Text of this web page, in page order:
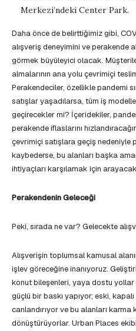
Merkezi’ndeki Center Park.
Daha önce de belirttiğimiz gibi,
alışveriş deneyimini ve perakende
görmek büyüleyici olacak.
almalarının ana yolu çevrimiçi
Perakendeciler, özellikle pandemi
satışlar yaşadılarsa, tüm iş
geçirecekler mi? İçeridekiler,
perakende iflaslarını
çevrimiçi satışlara geçiş nedeniyle
kaybederse, bu alanları başka
ihtiyaçları karşılamak için
Perakendenin Geleceği
Peki, sırada ne var? Gelecekte
Alışverişin toplumsal kamusal
işlev göreceğine inanıyoruz.
konut bileşenleri, yaya dostu
güçlü bir baskı yapıyor; eski,
canlandırıyor ve bu alanları karma
dönüştürüyorlar. Urban Places